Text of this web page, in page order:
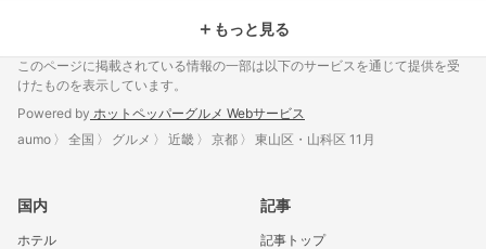
＋ もっと見る
このページに掲載されている情報の一部は以下のサービスを通じて提供を受
けたものを表示しています。
Powered by ホットペッパーグルメ Webサービス
aumo
全国 グルメ 近畿 京都 東山区・山科区 11月
国内
ホテル
記事
記事トップ